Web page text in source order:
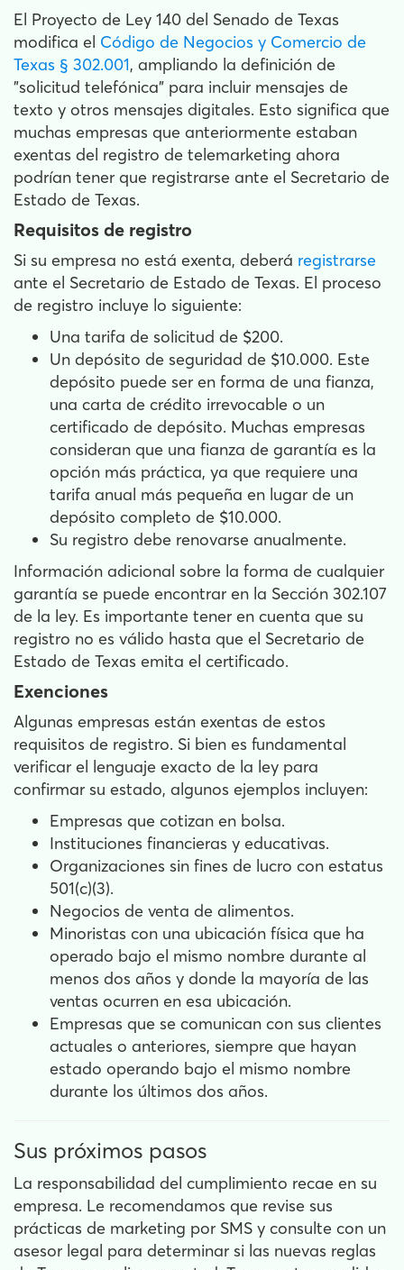
El Proyecto de Ley 140 del Senado de Texas
modifica el Código de Negocios y Comercio de
Texas § 302.001, ampliando la definición de
"solicitud telefónica" para incluir mensajes de
texto y otros mensajes digitales. Esto significa que
muchas empresas que anteriormente estaban
exentas del registro de telemarketing ahora
podrían tener que registrarse ante el Secretario de
Estado de Texas.
Requisitos de registro
Si su empresa no está exenta, deberá registrarse
ante el Secretario de Estado de Texas. El proceso
de registro incluye lo siguiente:
Una tarifa de solicitud de $200.
Un depósito de seguridad de $10.000. Este
depósito puede ser en forma de una fianza,
una carta de crédito irrevocable o un
certificado de depósito. Muchas empresas
consideran que una fianza de garantía es la
opción más práctica, ya que requiere una
tarifa anual más pequeña en lugar de un
depósito completo de $10.000.
Su registro debe renovarse anualmente.
Información adicional sobre la forma de cualquier
garantía se puede encontrar en la Sección 302.107
de la ley. Es importante tener en cuenta que su
registro no es válido hasta que el Secretario de
Estado de Texas emita el certificado.
Exenciones
Algunas empresas están exentas de estos
requisitos de registro. Si bien es fundamental
verificar el lenguaje exacto de la ley para
confirmar su estado, algunos ejemplos incluyen:
Empresas que cotizan en bolsa.
Instituciones financieras y educativas.
Organizaciones sin fines de lucro con estatus
501(c)(3).
Negocios de venta de alimentos.
Minoristas con una ubicación física que ha
operado bajo el mismo nombre durante al
menos dos años y donde la mayoría de las
ventas ocurren en esa ubicación.
Empresas que se comunican con sus clientes
actuales o anteriores, siempre que hayan
estado operando bajo el mismo nombre
durante los últimos dos años.
Sus próximos pasos
La responsabilidad del cumplimiento recae en su
empresa. Le recomendamos que revise sus
prácticas de marketing por SMS y consulte con un
asesor legal para determinar si las nuevas reglas